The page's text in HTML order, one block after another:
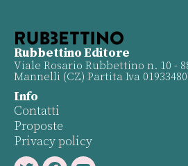
Rubbettino Editore
Viale Rosario Rubbettino n. 10 -
Mannelli (CZ) Partita Iva
Info
Contatti
Proposte
Privacy policy